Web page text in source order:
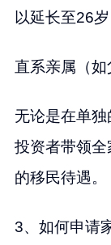
以延长至26岁
直系亲属（如
无论是在单
投资者带领
的移民待遇。
3、如何申请